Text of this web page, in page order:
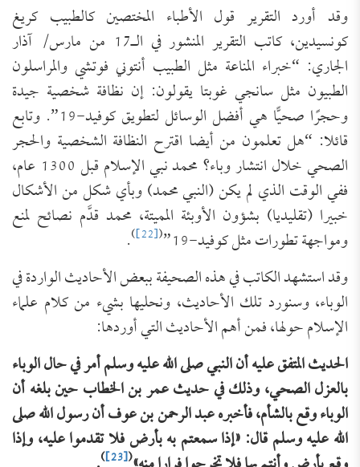
وقد أورد التقرير قول الأطباء المختصين كالطبيب كريغ
كونسيدين، كاتب التقرير المنشور في الـ17 من مارس/ آذار
الجاري: “خبراء المناعة مثل الطبيب أنتوني فوتشي والمراسلون
الطبيون مثل سانجي غوبتا يقولون: إن نظافة شخصية جيدة
وحجرًا صحيًّا هي أفضل الوسائل لتطويق كوفيد-19”. وتابع
قائلا: “هل تعلمون من أيضا اقترح النظافة الشخصية والحجر
الصحي خلال انتشار وباء؟ محمد نبي الإسلام قبل 1300 عام،
ففي الوقت الذي لم يكن (النبي محمد) وبأي شكل من الأشكال
خبيرا (تقليديا) بشؤون الأوبئة المميتة، محمد قدَّم نصائح لمنع
ومواجهة تطورات مثل كوفيد-19” (
[22]
)
.
وقد استشهد الكاتب في هذه الصحيفة ببعض الأحاديث الواردة في
الوباء، وسنورد تلك الأحاديث، ونحليها بشيء من كلام علماء
الإسلام حولها، فمن أهم الأحاديث التي أوردها:
الحديث المتفق عليه أن النبي صلى الله عليه وسلم أمر في حال الوباء
بالعزل الصحي، وذلك في حديث عمر بن الخطاب حين بلغه أن
الوباء وقع بالشأم، فأخبره عبد الرحمن بن عوف أن رسول الله صلى
الله عليه وسلم قال: «إذا سمعتم به بأرض فلا تقدموا عليه، وإذا
(
[23]
)